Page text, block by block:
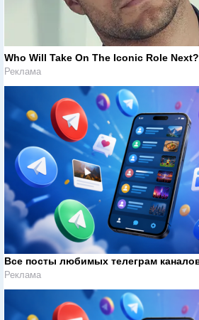
Who Will Take On The Iconic Role
Реклама
Все посты любимых телеграм
Реклама